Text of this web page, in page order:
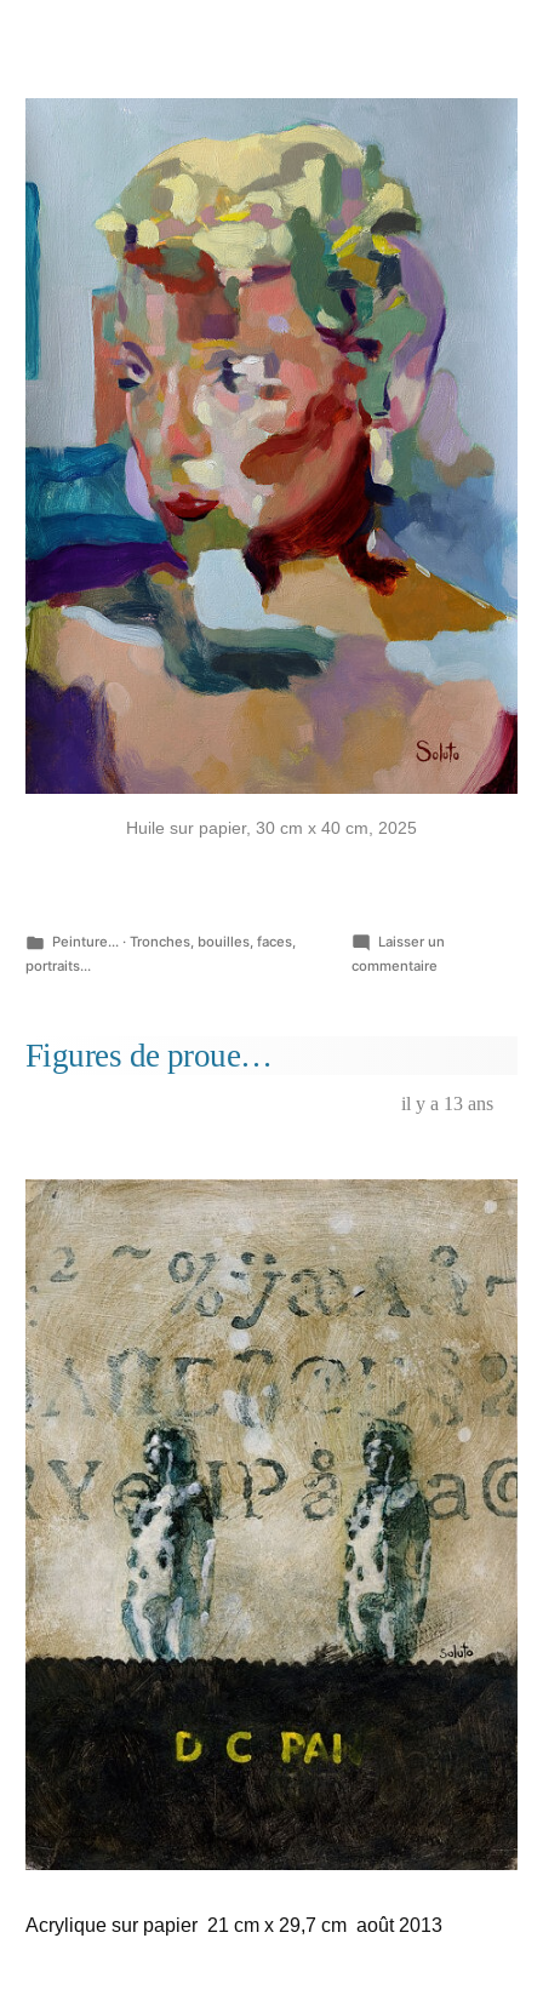
Huile sur papier, 30 cm x 40 cm, 2025
Publié
dans
Peinture...· Tronches, bouilles, faces,
portraits...
Laisser un
commentaire
Figures de proue…
il y a 13 ans
Acrylique sur papier 21 cm x 29,7 cm août 2013